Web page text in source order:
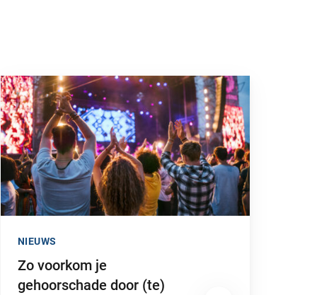
Ga naar “Zo voorkom je gehoorschade door (te) hard geluid”
Zo voorkom je
gehoorschade door (te)
NIEUWS